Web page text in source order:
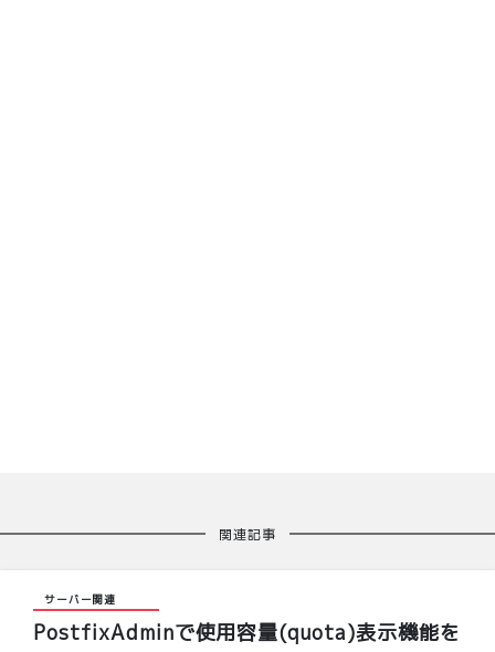
関連記事
サーバー関連
PostfixAdminで使用容量(quota)表示機能を